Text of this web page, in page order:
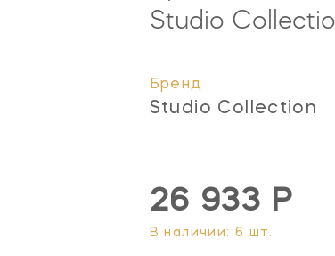
Studio
Бренд
Studio Collection
26 933 Р
В наличии: 6 шт.